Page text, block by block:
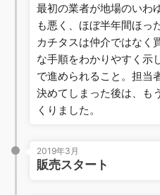
最初の業者が地場のいわ
も悪く、ほぼ半年間ほっ
カチタスは仲介ではなく
な手順をわかりやすく示
で進められること。担当
決めてしまった後は、も
くりました。
2019年3月
販売スタート